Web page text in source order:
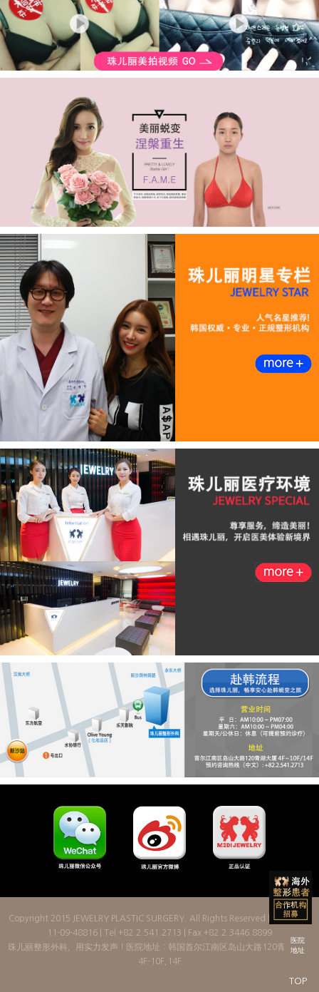
Copyright 2015 JEWELRY PLASTIC SURGERY . All Rights Reserved | License: 2
11-09-48816 | Tel +82.2.541.2713 | Fax +82.2.3446.8899
珠儿丽整形外科，用实力发声！医院地址：韩国首尔江南区岛山大路120青湖大厦
4F-10F,14F
医院
地址
TOP